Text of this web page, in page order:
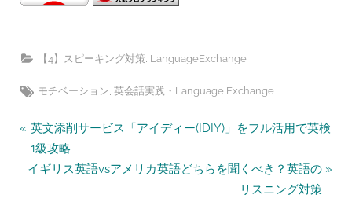
【4】スピーキング対策 LanguageExchange
Tags:
モチベーション 英会話実践・Language Exchange
投
稿
ナ
P
r
e
英文添削サービス「アイディー(IDIY)」をフル活用で英検
1級攻略
N
イギリス英語vsアメリカ英語どちらを聞くべき？英語の
リスニング対策